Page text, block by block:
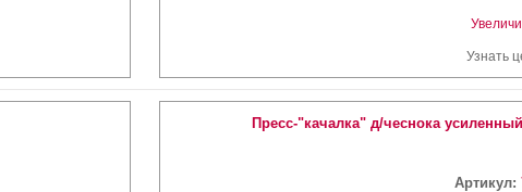
Узнать
Пресс-"качалка" д/чеснока
Артикул: